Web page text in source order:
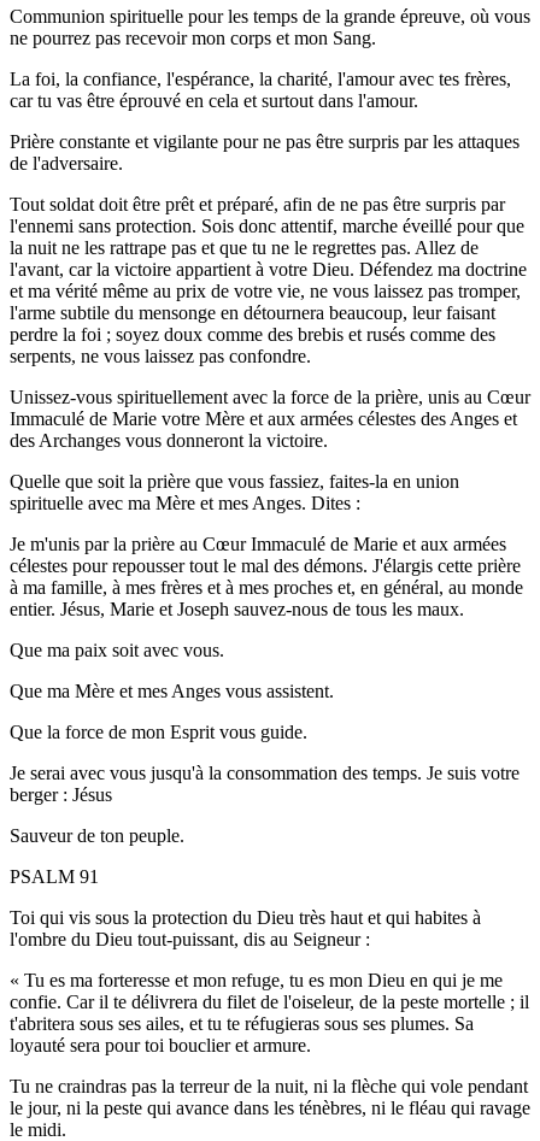
Communion spirituelle pour les temps de la grande épreuve, où vous
ne pourrez pas recevoir mon corps et mon Sang.
La foi, la confiance, l'espérance, la charité, l'amour avec tes frères,
car tu vas être éprouvé en cela et surtout dans l'amour.
Prière constante et vigilante pour ne pas être surpris par les attaques
de l'adversaire.
Tout soldat doit être prêt et préparé, afin de ne pas être surpris par
l'ennemi sans protection. Sois donc attentif, marche éveillé pour que
la nuit ne les rattrape pas et que tu ne le regrettes pas. Allez de
l'avant, car la victoire appartient à votre Dieu. Défendez ma doctrine
et ma vérité même au prix de votre vie, ne vous laissez pas tromper,
l'arme subtile du mensonge en détournera beaucoup, leur faisant
perdre la foi ; soyez doux comme des brebis et rusés comme des
serpents, ne vous laissez pas confondre.
Unissez-vous spirituellement avec la force de la prière, unis au Cœur
Immaculé de Marie votre Mère et aux armées célestes des Anges et
des Archanges vous donneront la victoire.
Quelle que soit la prière que vous fassiez, faites-la en union
spirituelle avec ma Mère et mes Anges. Dites :
Je m'unis par la prière au Cœur Immaculé de Marie et aux armées
célestes pour repousser tout le mal des démons. J'élargis cette prière
à ma famille, à mes frères et à mes proches et, en général, au monde
entier. Jésus, Marie et Joseph sauvez-nous de tous les maux.
Que ma paix soit avec vous.
Que ma Mère et mes Anges vous assistent.
Que la force de mon Esprit vous guide.
Je serai avec vous jusqu'à la consommation des temps. Je suis votre
berger : Jésus
Sauveur de ton peuple.
PSALM 91
Toi qui vis sous la protection du Dieu très haut et qui habites à
l'ombre du Dieu tout-puissant, dis au Seigneur :
« Tu es ma forteresse et mon refuge, tu es mon Dieu en qui je me
confie. Car il te délivrera du filet de l'oiseleur, de la peste mortelle ; il
t'abritera sous ses ailes, et tu te réfugieras sous ses plumes. Sa
loyauté sera pour toi bouclier et armure.
Tu ne craindras pas la terreur de la nuit, ni la flèche qui vole pendant
le jour, ni la peste qui avance dans les ténèbres, ni le fléau qui ravage
le midi.